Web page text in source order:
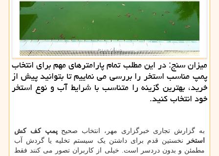
میزان سنج: در این مطلب تمام پارامترهای مهم برای انتخاب
پمپ مناسب استخر را بررسی می نماییم تا بتوانید پیش از
خرید، بهترین گزینه را متناسب با شرایط آب و نوع استخر
خود انتخاب کنید.
به گزارش تجاری خبرگزاری مهر، انتخاب صحیح پمپ کف کش
استخر
نخستین قدم برای داشتن یک سیستم تخلیه یا گردش آب
مطمئن و بدون دردسر است. خیلی از کاربران تصور می کنند فقط